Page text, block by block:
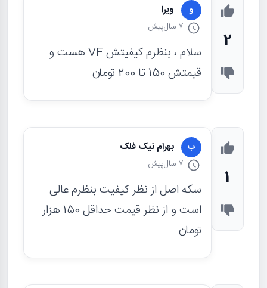
2
و ویرا
7 سال پیش
سلام ، بنظرم کیفیتش VF هست و
قیمتش 150 تا 200 تومان.
1
ب بهرام نیک فلک
7 سال پیش
سکه اصل از نظر کیفیت بنظرم عالی
است و از نظر قیمت حداقل 150 هزار
تومان